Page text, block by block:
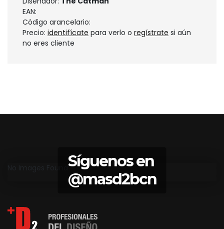
EAN:
Código arancelario:
Precio: identifícate para verlo o regístrate si aún
no eres cliente
Síguenos en
@masd2bcn